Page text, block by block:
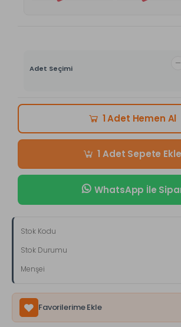
Adet Seçimi
1 Adet Hemen Al
1 Adet Sepete Ekle
WhatsApp İle
Stok Kodu
Stok Durumu
Menşei
Favorilerime Ekle